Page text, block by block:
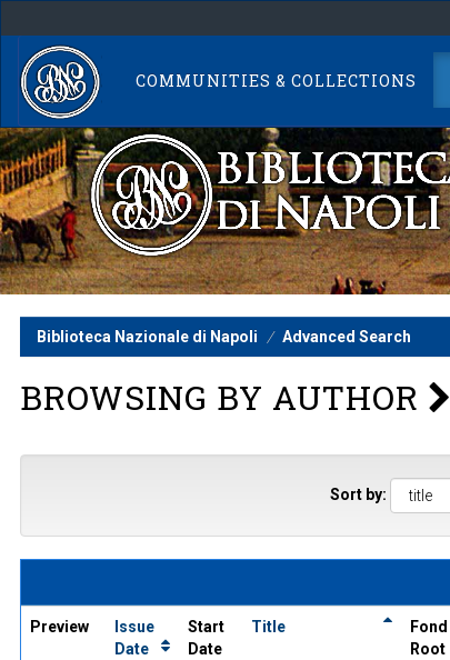
navigation
COMMUNITIES & COLLECTIONS
Biblioteca Nazionale di Napoli Advanced Search
BROWSING BY AUTHOR
Sort by:
Preview
Issue
Date
Start
Date
Title
Fond
Root